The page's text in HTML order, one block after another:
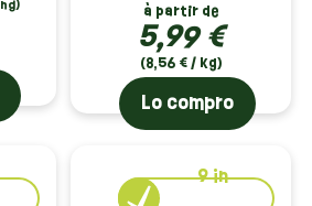
à partir de
5,99 €
(8,56 € / kg)
Lo compro
9in